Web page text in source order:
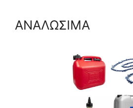
ΑΝΑΛΩΣΙΜΑ
Sorted